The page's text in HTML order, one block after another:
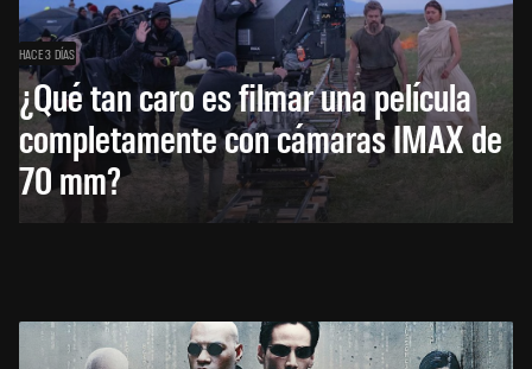
HACE 3 DÍAS
¿Qué tan caro es filmar una película
completamente con cámaras IMAX de
70 mm?